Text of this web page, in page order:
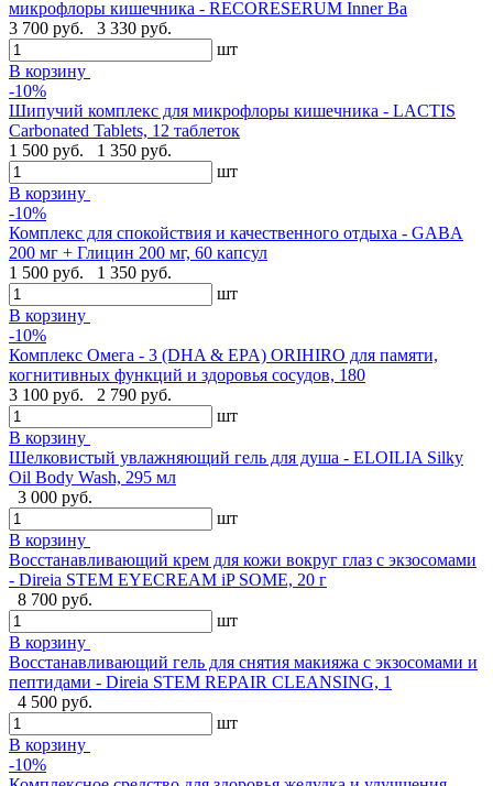
микрофлоры кишечника - RECORESERUM Inner Ba
3 700 руб.
3 330 руб.
шт
В корзину
-10%
Шипучий комплекс для микрофлоры кишечника - LACTIS
Carbonated Tablets, 12 таблеток
1 500 руб.
1 350 руб.
шт
В корзину
-10%
Комплекс для спокойствия и качественного отдыха - GABA
200 мг + Глицин 200 мг, 60 капсул
1 500 руб.
1 350 руб.
шт
В корзину
-10%
Комплекс Омега - 3 (DHA & EPA) ORIHIRO для памяти,
когнитивных функций и здоровья сосудов, 180
3 100 руб.
2 790 руб.
шт
В корзину
Шелковистый увлажняющий гель для душа - ELOILIA Silky
Oil Body Wash, 295 мл
3 000 руб.
шт
В корзину
Восстанавливающий крем для кожи вокруг глаз с экзосомами
- Direia STEM EYECREAM iP SOME, 20 г
8 700 руб.
шт
В корзину
Восстанавливающий гель для снятия макияжа с экзосомами и
пептидами - Direia STEM REPAIR CLEANSING, 1
4 500 руб.
шт
В корзину
-10%